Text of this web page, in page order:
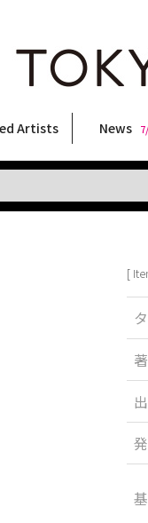
Artists
(東風終)
ートン
美
ル
夫
オ
News
新着・お
フェア・
お店から
[